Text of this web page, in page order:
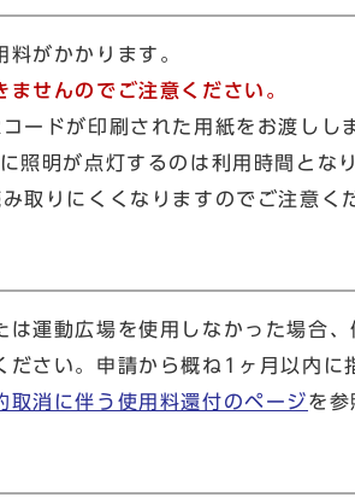
がかかります。
せんのでご注意ください。
ードが印刷された用紙をお渡しし
明が点灯するのは利用時間とな
取りにくくなりますのでご注意く
運動広場を使用しなかった場合
さい。申請から概ね1ヶ月以内に
取消に伴う使用料還付のページを参